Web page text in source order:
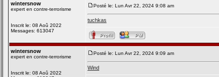
wintersnow
expert en contre-terrorisme
Inscrit le: 08 Aoû 2022
Messages: 613047
Posté le: Lun Avr 22, 2024 9:08 am
tuchkas
wintersnow
expert en contre-terrorisme
Inscrit le: 08 Aoû 2022
Posté le: Lun Avr 22, 2024 9:09 am
Wind